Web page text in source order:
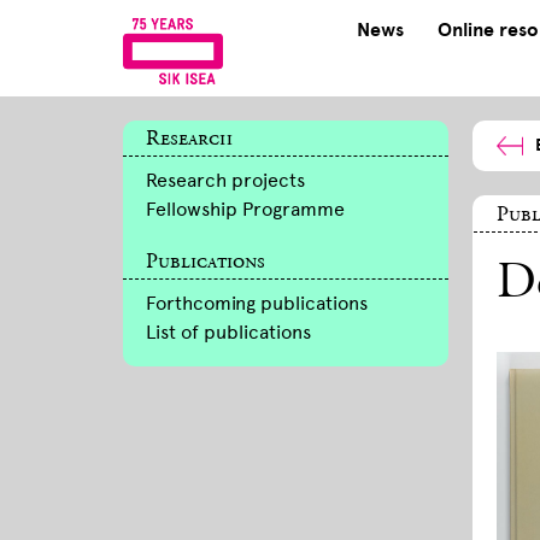
News Online
Research
Research projects
Fellowship Programme
Publications
Forthcoming publications
List of publications